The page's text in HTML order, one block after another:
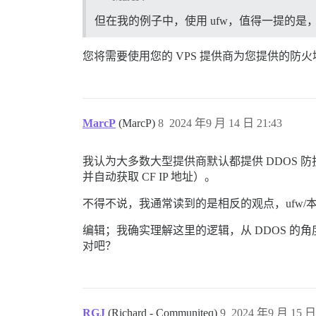
但在我的例子中，使用 ufw，值得一提的是
您将需要使用您的 VPS 提供商为您提供的防
MarcP (MarcP) 2024 年9 月 14 日 21:43
8
我认为大多数大型提供商默认都提供 DDOS
并自动获取 CF IP 地址）。
不得不说，我通常读到的是相反的观点，ufw/
编辑；我确实理解这里的逻辑，从 DDOS 的
对吧？
RGJ (Richard - Communiteq) 2024 年9 月 15
9